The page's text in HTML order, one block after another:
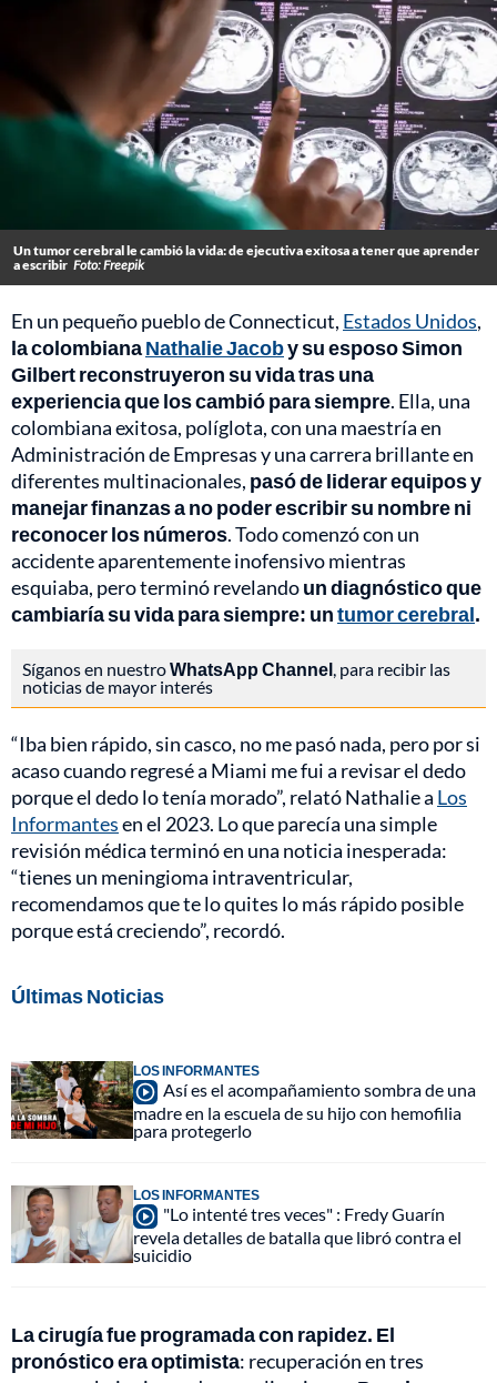
Un tumor cerebral le cambió la vida: de ejecutiva exitosa a tener que aprender
a escribir Foto: Freepik
En un pequeño pueblo de Connecticut, Estados Unidos,
la colombianaNathalie Jacoby su esposo Simon
Gilbert reconstruyeron su vida tras una
experiencia que los cambió para siempre. Ella, una
colombiana exitosa, políglota, con una maestría en
Administración de Empresas y una carrera brillante en
diferentes multinacionales, pasó de liderar equipos y
manejar finanzas a no poder escribir su nombre ni
reconocer los números. Todo comenzó con un
accidente aparentemente inofensivo mientras
esquiaba, pero terminó revelandoun diagnóstico que
cambiaría su vida para siempre: untumor cerebral.
Síganos en nuestroWhatsApp Channel , para recibir las
noticias de mayor interés
“Iba bien rápido, sin casco, no me pasó nada, pero por si
acaso cuando regresé a Miami me fui a revisar el dedo
porque el dedo lo tenía morado”, relató Nathalie a Los
Informantesen el 2023. Lo que parecía una simple
revisión médica terminó en una noticia inesperada:
“tienes un meningioma intraventricular,
recomendamos que te lo quites lo más rápido posible
porque está creciendo”, recordó.
Últimas Noticias
LOS INFORMANTES
Así es el acompañamiento sombra de una
madre en la escuela de su hijo con hemofilia
para protegerlo
LOS INFORMANTES
"Lo intenté tres veces" : Fredy Guarín
revela detalles de batalla que libró contra el
suicidio
La cirugía fue programada con rapidez. El
pronóstico era optimista: recuperación en tres